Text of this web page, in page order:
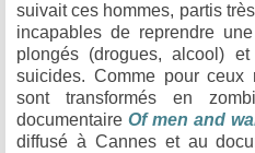
suivait ces hommes, partis
incapables de reprendre
plongés (drogues, alcool)
suicides. Comme pour
sont transformés en
documentaire Of men and
diffusé à Cannes et au